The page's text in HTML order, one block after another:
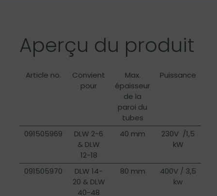
Aperçu du produit
Article no.
Convient
pour
Max.
épaisseur
de la
paroi du
tubes
Puissance
091505969
DLW 2-6
& DLW
12-18
40 mm
230V /1,5
kW
091505970
DLW 14-
20 & DLW
40-48
80 mm
400V / 3,5
kw